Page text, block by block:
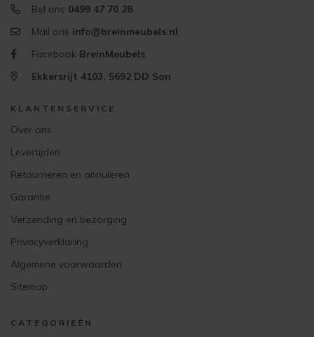
Bel ons 0499 47 70 28
Mail ons info@breinmeubels.nl
Facebook BreinMeubels
Ekkersrijt 4103, 5692 DD Son
KLANTENSERVICE
Over ons
Levertijden
Retourneren en annuleren
Garantie
Verzending en bezorging
Privacyverklaring
Algemene voorwaarden
Sitemap
CATEGORIEËN